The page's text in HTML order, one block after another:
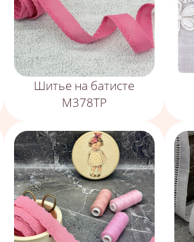
Шитье на батисте
М378ТР